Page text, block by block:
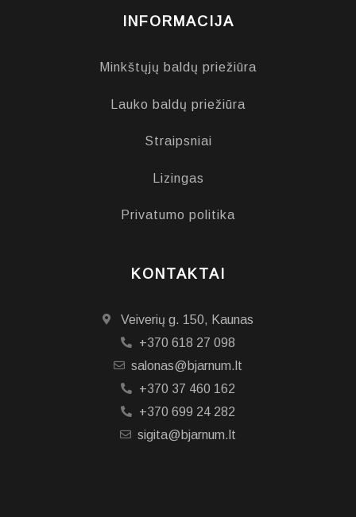
INFORMACIJA
Minkštųjų baldų priežiūra
Lauko baldų priežiūra
Straipsniai
Lizingas
Privatumo politika
KONTAKTAI
Veiverių g. 150, Kaunas
+370 618 27 098
salonas@bjarnum.lt
+370 37 460 162
+370 699 24 282
sigita@bjarnum.lt